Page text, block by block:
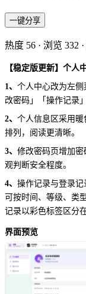
一键分享
热度 56 · 浏览 332
【稳定版更新】个人
1、 个人中心改为左
改密码」「操作记录
2、 个人信息区采用
排列，阅读更清晰。
3、 修改密码页增加
观判断安全程度。
4、 操作记录与登录记
可按时间、等级、类
记录以彩色标签区分
界面预览